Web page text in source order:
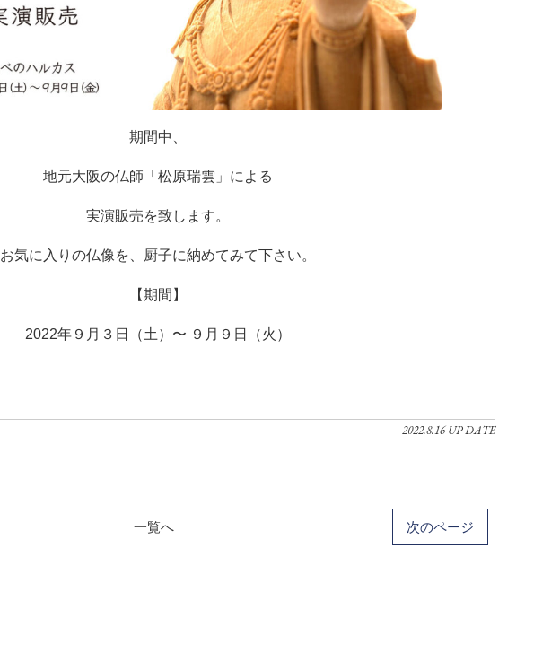
期間中、
地元大阪の仏師「松原瑞雲」による
実演販売を致します。
お気に入りの仏像を、厨子に納めてみて下さい。
【期間】
2022年９月３日（土）〜 ９月９日（火）
2022.8.16 UP DATE
一覧へ 次のページ